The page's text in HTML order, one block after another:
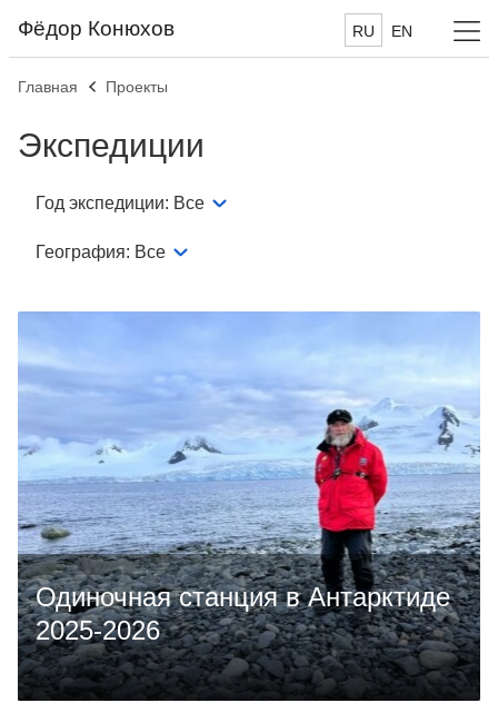
Фёдор Конюхов RU EN
Главная Проекты
Экспедиции
Год экспедиции: Все
География: Все
Одиночная станция в Антарктиде
2025-2026